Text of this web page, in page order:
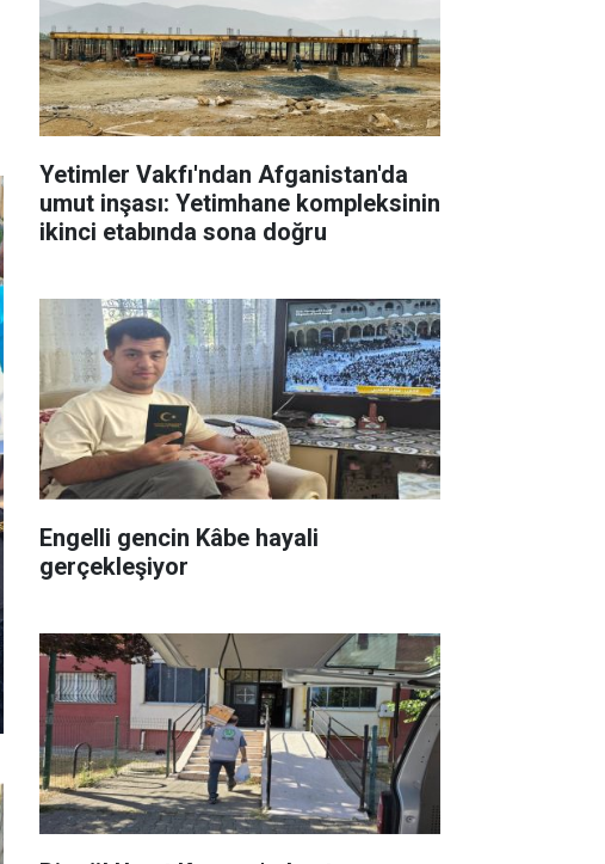
Yetimler Vakfı'ndan Afganistan'da
umut inşası: Yetimhane kompleksinin
ikinci etabında sona doğru
Engelli gencin Kâbe hayali
gerçekleşiyor